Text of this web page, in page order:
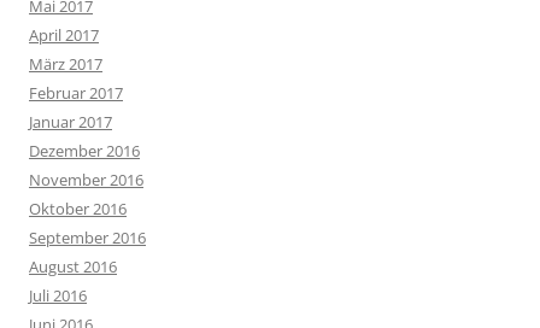
Mai 2017
April 2017
März 2017
Februar 2017
Januar 2017
Dezember 2016
November 2016
Oktober 2016
September 2016
August 2016
Juli 2016